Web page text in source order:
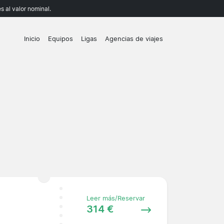
al valor nominal.
Inicio Equipos Ligas Agencias de viajes
Leer más/Reservar
314 €